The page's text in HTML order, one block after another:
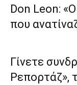
Don Leon:
που
Γίνετε
Ρεπορτάζ»,